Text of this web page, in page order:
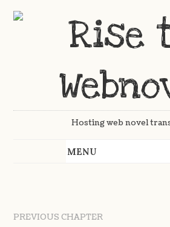
Hosting web novel
PREVIOUS CHAPTER